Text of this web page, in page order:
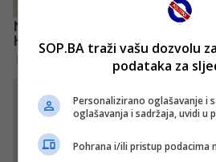
SOP.BA traži vašu dozvolu
podataka za
Personalizirano oglašavanje i
oglašavanja i sadržaja, uvidi u
Pohrana i/ili pristup podacima